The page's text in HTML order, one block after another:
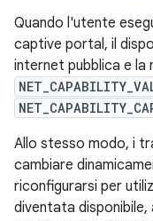
Quando l'utente
captive portal, il
internet pubblica e la
Allo stesso modo, i
cambiare
riconfigurarsi per
diventata